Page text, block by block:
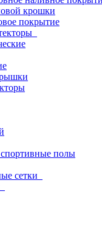
крошки
покрытие
полы
сетки